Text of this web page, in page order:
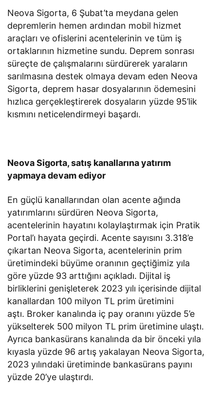
Neova Sigorta, 6 Şubat’ta meydana gelen
depremlerin hemen ardından mobil hizmet
araçları ve ofislerini acentelerinin ve tüm iş
ortaklarının hizmetine sundu. Deprem sonrası
süreçte de çalışmalarını sürdürerek yaraların
sarılmasına destek olmaya devam eden Neova
Sigorta, deprem hasar dosyalarının ödemesini
hızlıca gerçekleştirerek dosyaların yüzde 95’lik
kısmını neticelendirmeyi başardı.
Neova Sigorta, satış kanallarına yatırım
yapmaya devam ediyor
En güçlü kanallarından olan acente ağında
yatırımlarını sürdüren Neova Sigorta,
acentelerinin hayatını kolaylaştırmak için Pratik
Portal’ı hayata geçirdi. Acente sayısını 3.318’e
çıkartan Neova Sigorta, acentelerinin prim
üretimindeki büyüme oranının geçtiğimiz yıla
göre yüzde 93 arttığını açıkladı. Dijital iş
birliklerini genişleterek 2023 yılı içerisinde dijital
kanallardan 100 milyon TL prim üretimini
aştı. Broker kanalında iç pay oranını yüzde 5’e
yükselterek 500 milyon TL prim üretimine ulaştı.
Ayrıca bankasürans kanalında da bir önceki yıla
kıyasla yüzde 96 artış yakalayan Neova Sigorta,
2023 yılındaki üretiminde bankasürans payını
yüzde 20’ye ulaştırdı.